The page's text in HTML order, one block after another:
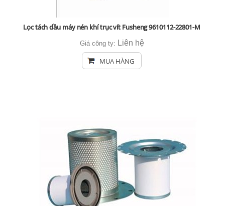
Lọc tách dầu máy nén khí trục vít Fusheng 9610112-22801-M
Giá công ty: Liên hệ
MUA HÀNG